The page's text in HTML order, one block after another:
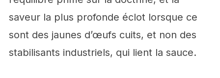
saveur la plus profonde éclot lorsque ce
sont des jaunes d’œufs cuits, et non des
stabilisants industriels, qui lient la sauce.